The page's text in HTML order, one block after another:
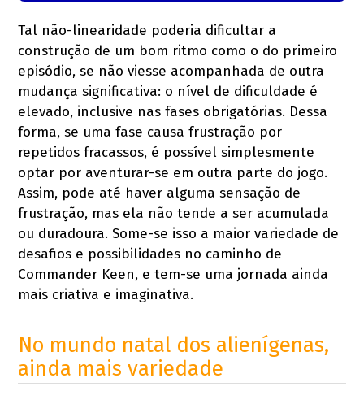
Tal não-linearidade poderia dificultar a
construção de um bom ritmo como o do primeiro
episódio, se não viesse acompanhada de outra
mudança significativa: o nível de dificuldade é
elevado, inclusive nas fases obrigatórias. Dessa
forma, se uma fase causa frustração por
repetidos fracassos, é possível simplesmente
optar por aventurar-se em outra parte do jogo.
Assim, pode até haver alguma sensação de
frustração, mas ela não tende a ser acumulada
ou duradoura. Some-se isso a maior variedade de
desafios e possibilidades no caminho de
Commander Keen, e tem-se uma jornada ainda
mais criativa e imaginativa.
No mundo natal dos alienígenas,
ainda mais variedade